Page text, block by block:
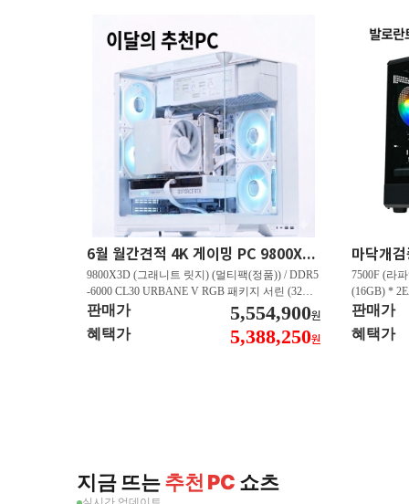
6월 월간견적 4K 게이밍 PC 9800X3D RTX 5080 GY512
9800X3D (그래니트 릿지) (멀티팩(정품)) / DDR5
-6000 CL30 URBANE V RGB 패키지 서린 (32GB
(16Gx2)) / B850M-PLUS WIFI7 W 대원씨티에스 /
지포스 RTX 5080 AERO OC SFF D7 16GB 제이
씨현 / EXCERIA 히트싱크 M.2 NVMe (2TB)
판매가 5,554,900원
혜택가 5,388,250원
7500F (라
(16GB) *
즈윈 / 지포
CN600
판매가
혜택가
지금 뜨는추천 PC 쇼츠